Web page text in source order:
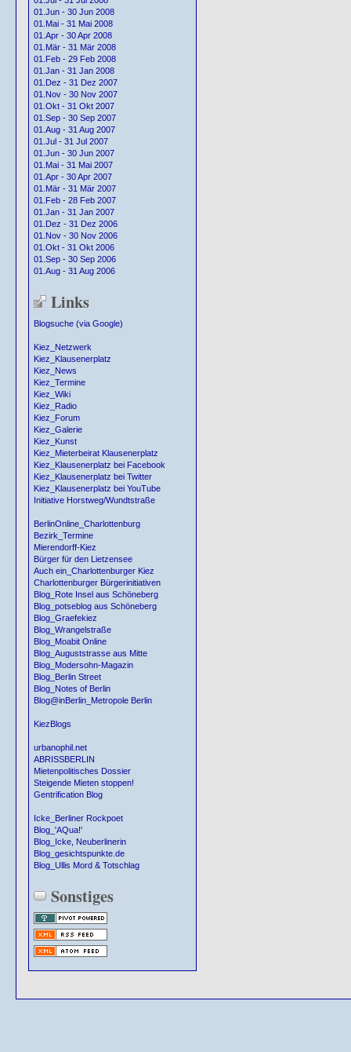
01.Jun - 30 Jun 2008
01.Mai - 31 Mai 2008
01.Apr - 30 Apr 2008
01.Mär - 31 Mär 2008
01.Feb - 29 Feb 2008
01.Jan - 31 Jan 2008
01.Dez - 31 Dez 2007
01.Nov - 30 Nov 2007
01.Okt - 31 Okt 2007
01.Sep - 30 Sep 2007
01.Aug - 31 Aug 2007
01.Jul - 31 Jul 2007
01.Jun - 30 Jun 2007
01.Mai - 31 Mai 2007
01.Apr - 30 Apr 2007
01.Mär - 31 Mär 2007
01.Feb - 28 Feb 2007
01.Jan - 31 Jan 2007
01.Dez - 31 Dez 2006
01.Nov - 30 Nov 2006
01.Okt - 31 Okt 2006
01.Sep - 30 Sep 2006
01.Aug - 31 Aug 2006
Links
Blogsuche (via Google)
Kiez_Netzwerk
Kiez_Klausenerplatz
Kiez_News
Kiez_Termine
Kiez_Wiki
Kiez_Radio
Kiez_Forum
Kiez_Galerie
Kiez_Kunst
Kiez_Mieterbeirat Klausenerplatz
Kiez_Klausenerplatz bei Facebook
Kiez_Klausenerplatz bei Twitter
Kiez_Klausenerplatz bei YouTube
Initiative Horstweg/Wundtstraße
BerlinOnline_Charlottenburg
Bezirk_Termine
Mierendorff-Kiez
Bürger für den Lietzensee
Auch ein_Charlottenburger Kiez
Charlottenburger Bürgerinitiativen
Blog_Rote Insel aus Schöneberg
Blog_potseblog aus Schöneberg
Blog_Graefekiez
Blog_Wrangelstraße
Blog_Moabit Online
Blog_Auguststrasse aus Mitte
Blog_Modersohn-Magazin
Blog_Berlin Street
Blog_Notes of Berlin
Blog@inBerlin_Metropole Berlin
KiezBlogs
urbanophil.net
ABRISSBERLIN
Mietenpolitisches Dossier
Steigende Mieten stoppen!
Gentrification Blog
Icke_Berliner Rockpoet
Blog_'AQua!'
Blog_Icke, Neuberlinerin
Blog_gesichtspunkte.de
Blog_Ullis Mord & Totschlag
Sonstiges